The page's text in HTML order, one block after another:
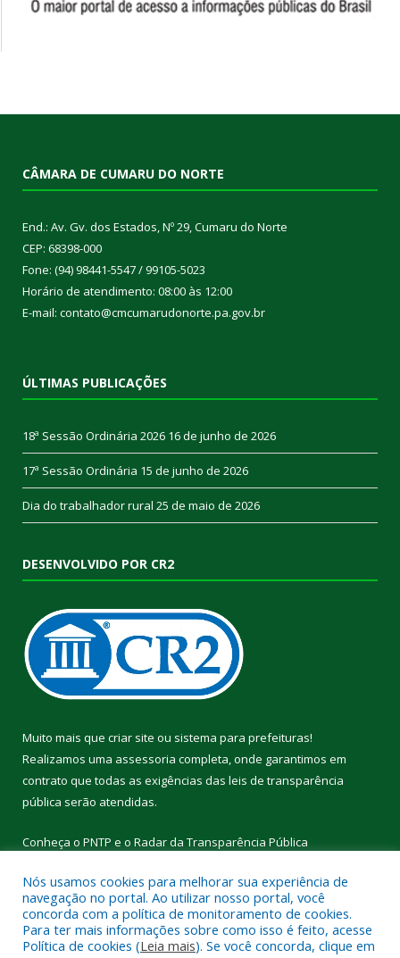
CÂMARA DE CUMARU DO NORTE
End.: Av. Gv. dos Estados, Nº 29, Cumaru do Norte
CEP: 68398-000
Fone: (94) 98441-5547 / 99105-5023
Horário de atendimento: 08:00 às 12:00
E-mail: contato@cmcumarudonorte.pa.gov.br
ÚLTIMAS PUBLICAÇÕES
18ª Sessão Ordinária 2026 16 de junho de 2026
17ª Sessão Ordinária 15 de junho de 2026
Dia do trabalhador rural 25 de maio de 2026
DESENVOLVIDO POR CR2
Muito mais que criar site ou sistema para prefeituras!
Realizamos uma assessoria completa, onde garantimos em
contrato que todas as exigências das leis de transparência
pública serão atendidas.
Conheça o PNTP e o Radar da Transparência Pública
Todos os direitos reservados a Câmara Municipal de Cumaru do
Norte.
Nós usamos cookies para melhorar sua experiência de
navegação no portal. Ao utilizar nosso portal, você
concorda com a política de monitoramento de cookies.
Para ter mais informações sobre como isso é feito, acesse
Política de cookies (Leia mais). Se você concorda, clique em